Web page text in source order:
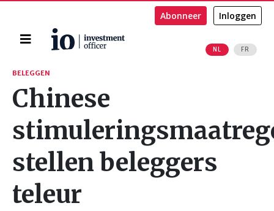
Home
NL FR
Abonneer Inloggen
Zoeken
BELEGGEN
Chinese
stellen beleggers
teleur